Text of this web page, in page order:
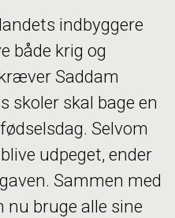
indbyggere
både krig og
Saddam
skoler skal bage en
Selvom
udpeget, ender
Sammen med
nu bruge alle sine